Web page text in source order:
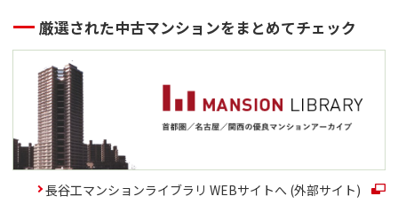
厳選された中古マンションをまとめてチェック
長谷工マンションライブラリ WEBサイトへ (外部サイト)